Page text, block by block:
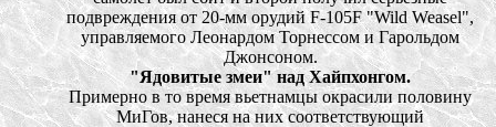
подвреждения от 20-мм орудий F-105F "Wild Weasel",
управляемого Леонардом Торнессом и Гарольдом
Джонсоном.
"Ядовитые змеи" над Хайпхонгом.
Примерно в то время вьетнамцы окрасили половину
МиГов, нанеся на них соответствующий